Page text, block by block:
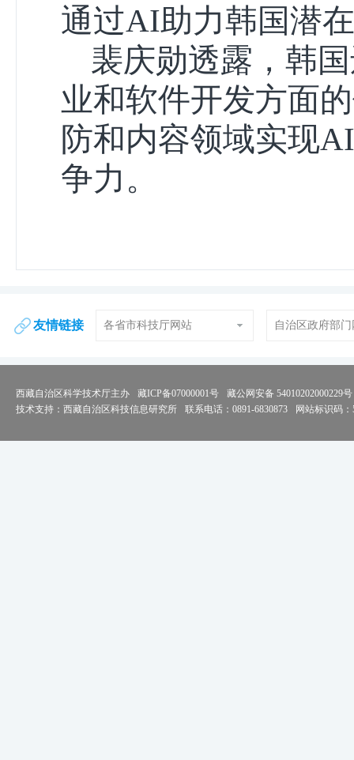
通过AI助力韩国潜
裴庆勋透露，韩
业和软件开发方面
防和内容领域实现
争力。
友情链接 各省市科技厅网站 自治区政府部
西藏自治区科学技术厅主办 藏ICP备07000001号
藏公网安备 54010202000229号
技术支持：西藏自治区科技信息研究所
联系电话：0891-6830873 网站标识码：